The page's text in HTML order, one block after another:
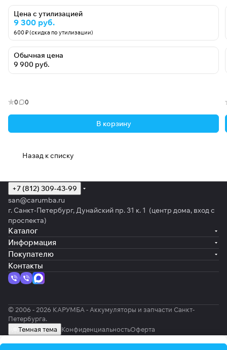
Цена с утилизацией
9 300 руб.
600 ₽ (скидка по утилизации)
Обычная цена
9 900 руб.
0 0
В корзину
Назад к списку
+7 (812) 309-43-99
san@carumba.ru
г. Санкт-Петербург, Дунайский пр. 31 к. 1 (центр дома, вход с
проспекта)
Каталог
Информация
Покупателю
Контакты
© 2006 - 2026 КАРУМБА - Аккумуляторы и запчасти Санкт-
Петербурга.
Темная тема КонфиденциальностьОферта